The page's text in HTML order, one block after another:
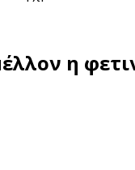
η